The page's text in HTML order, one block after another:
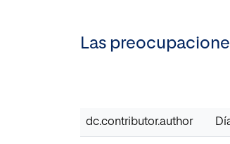
Las
dc.contributor.author